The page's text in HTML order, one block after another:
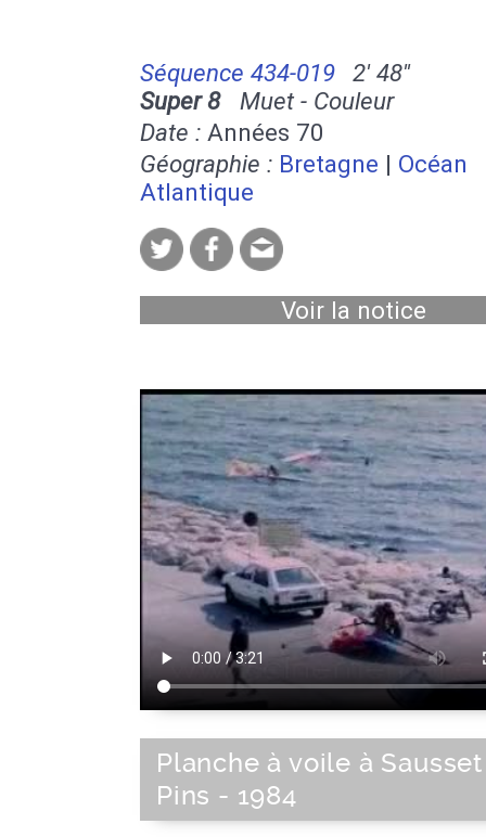
Séquence 434-019
2' 48''
Super 8Muet - Couleur
Date : Années 70
Géographie : Bretagne | Océan
Atlantique
Voir la notice
Planche à voile à
Pins - 1984